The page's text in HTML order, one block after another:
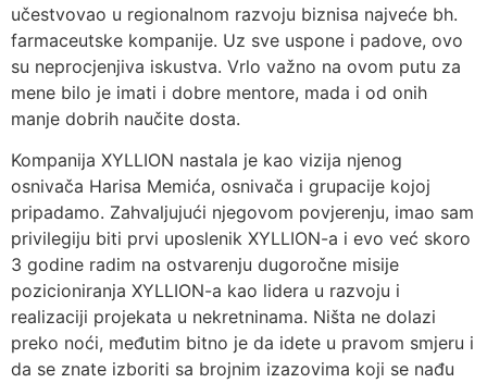
učestvovao u regionalnom razvoju biznisa najveće bh.
farmaceutske kompanije. Uz sve uspone i padove, ovo
su neprocjenjiva iskustva. Vrlo važno na ovom putu za
mene bilo je imati i dobre mentore, mada i od onih
manje dobrih naučite dosta.
Kompanija XYLLION nastala je kao vizija njenog
osnivača Harisa Memića, osnivača i grupacije kojoj
pripadamo. Zahvaljujući njegovom povjerenju, imao sam
privilegiju biti prvi uposlenik XYLLION-a i evo već skoro
3 godine radim na ostvarenju dugoročne misije
pozicioniranja XYLLION-a kao lidera u razvoju i
realizaciji projekata u nekretninama. Ništa ne dolazi
preko noći, međutim bitno je da idete u pravom smjeru i
da se znate izboriti sa brojnim izazovima koji se nađu